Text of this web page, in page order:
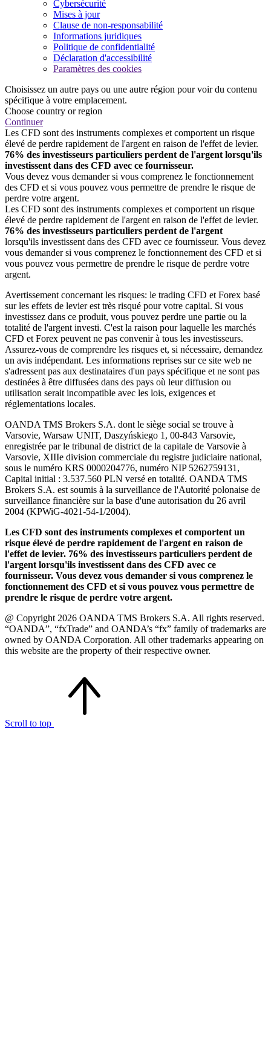
Cybersécurité
Mises à jour
Clause de non-responsabilité
Informations juridiques
Politique de confidentialité
Déclaration d'accessibilité
Paramètres des cookies
Choisissez un autre pays ou une autre région pour voir du contenu
spécifique à votre emplacement.
Choose country or region
Continuer
Les CFD sont des instruments complexes et comportent un risque
élevé de perdre rapidement de l'argent en raison de l'effet de levier.
76% des investisseurs particuliers perdent de l'argent lorsqu'ils
investissent dans des CFD avec ce fournisseur.
Vous devez vous demander si vous comprenez le fonctionnement
des CFD et si vous pouvez vous permettre de prendre le risque de
perdre votre argent.
Les CFD sont des instruments complexes et comportent un risque
élevé de perdre rapidement de l'argent en raison de l'effet de levier.
76% des investisseurs particuliers perdent de l'argent
lorsqu'ils investissent dans des CFD avec ce fournisseur. Vous devez
vous demander si vous comprenez le fonctionnement des CFD et si
vous pouvez vous permettre de prendre le risque de perdre votre
argent.
Avertissement concernant les risques: le trading CFD et Forex basé
sur les effets de levier est très risqué pour votre capital. Si vous
investissez dans ce produit, vous pouvez perdre une partie ou la
totalité de l'argent investi. C'est la raison pour laquelle les marchés
CFD et Forex peuvent ne pas convenir à tous les investisseurs.
Assurez-vous de comprendre les risques et, si nécessaire, demandez
un avis indépendant. Les informations reprises sur ce site web ne
s'adressent pas aux destinataires d'un pays spécifique et ne sont pas
destinées à être diffusées dans des pays où leur diffusion ou
utilisation serait incompatible avec les lois, exigences et
réglementations locales.
OANDA TMS Brokers S.A. dont le siège social se trouve à
Varsovie, Warsaw UNIT, Daszyńskiego 1, 00-843 Varsovie,
enregistrée par le tribunal de district de la capitale de Varsovie à
Varsovie, XIIIe division commerciale du registre judiciaire national,
sous le numéro KRS 0000204776, numéro NIP 5262759131,
Capital initial : 3.537.560 PLN versé en totalité. OANDA TMS
Brokers S.A. est soumis à la surveillance de l'Autorité polonaise de
surveillance financière sur la base d'une autorisation du 26 avril
2004 (KPWiG-4021-54-1/2004).
Les CFD sont des instruments complexes et comportent un
risque élevé de perdre rapidement de l'argent en raison de
l'effet de levier. 76% des investisseurs particuliers perdent de
l'argent lorsqu'ils investissent dans des CFD avec ce
fournisseur. Vous devez vous demander si vous comprenez le
fonctionnement des CFD et si vous pouvez vous permettre de
prendre le risque de perdre votre argent.
@ Copyright 2026 OANDA TMS Brokers S.A. All rights reserved.
“OANDA”, “fxTrade” and OANDA’s “fx” family of trademarks are
owned by OANDA Corporation. All other trademarks appearing on
this website are the property of their respective owner.
Scroll to top